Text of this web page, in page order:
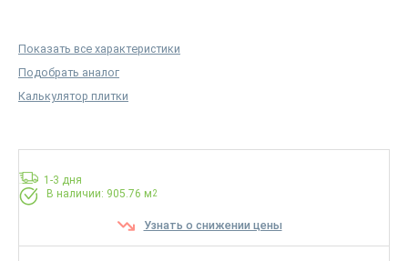
Показать все характеристики
Подобрать аналог
Калькулятор плитки
1-3 дня
В наличии: 905.76 м2
Узнать о снижении цены